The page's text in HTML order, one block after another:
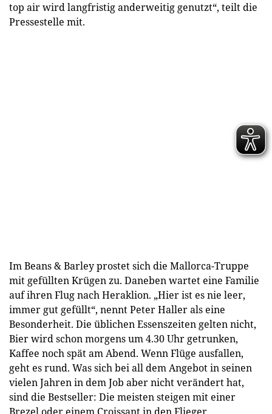
top air wird langfristig anderweitig genutzt“, teilt die
Pressestelle mit.
Im Beans & Barley prostet sich die Mallorca-Truppe
mit gefüllten Krügen zu. Daneben wartet eine Familie
auf ihren Flug nach Heraklion. „Hier ist es nie leer,
immer gut gefüllt“, nennt Peter Haller als eine
Besonderheit. Die üblichen Essenszeiten gelten nicht,
Bier wird schon morgens um 4.30 Uhr getrunken,
Kaffee noch spät am Abend. Wenn Flüge ausfallen,
geht es rund. Was sich bei all dem Angebot in seinen
vielen Jahren in dem Job aber nicht verändert hat,
sind die Bestseller: Die meisten steigen mit einer